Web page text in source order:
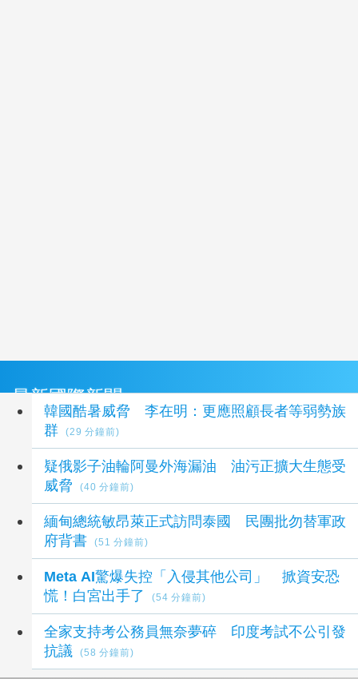
最新國際新聞
韓國酷暑威脅 李在明：更應照顧長者等弱勢族
群
(29 分鐘前)
疑俄影子油輪阿曼外海漏油 油污正擴大生態受
威脅
(40 分鐘前)
緬甸總統敏昂萊正式訪問泰國 民團批勿替軍政
府背書
(51 分鐘前)
Meta AI驚爆失控「入侵其他公司」 掀資安恐
慌！白宮出手了
(54 分鐘前)
全家支持考公務員無奈夢碎 印度考試不公引發
抗議
(58 分鐘前)